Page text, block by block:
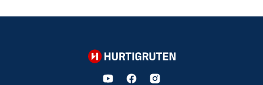
Hurtigruten